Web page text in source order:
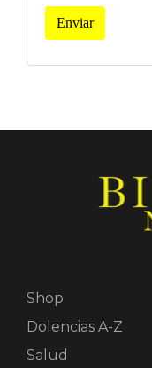
Enviar
Shop
Dolencias A-Z
Salud